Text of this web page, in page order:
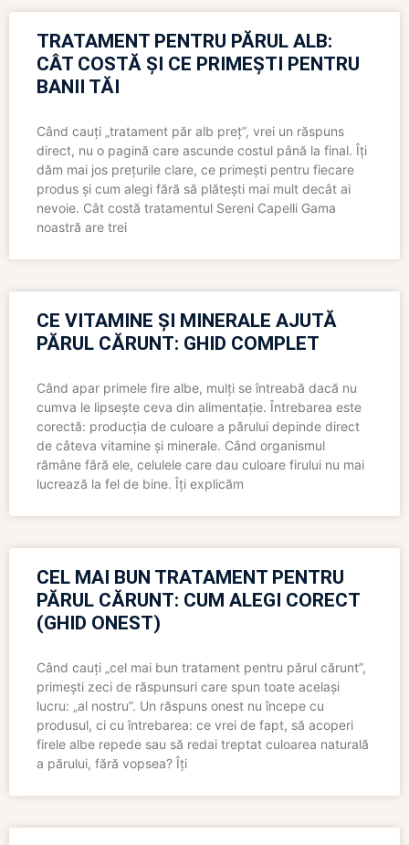
TRATAMENT PENTRU PĂRUL ALB:
CÂT COSTĂ ȘI CE PRIMEȘTI PENTRU
BANII TĂI
Când cauți „tratament păr alb preț”, vrei un răspuns
direct, nu o pagină care ascunde costul până la final. Îți
dăm mai jos prețurile clare, ce primești pentru fiecare
produs și cum alegi fără să plătești mai mult decât ai
nevoie. Cât costă tratamentul Sereni Capelli Gama
noastră are trei
CE VITAMINE ȘI MINERALE AJUTĂ
PĂRUL CĂRUNT: GHID COMPLET
Când apar primele fire albe, mulți se întreabă dacă nu
cumva le lipsește ceva din alimentație. Întrebarea este
corectă: producția de culoare a părului depinde direct
de câteva vitamine și minerale. Când organismul
rămâne fără ele, celulele care dau culoare firului nu mai
lucrează la fel de bine. Îți explicăm
CEL MAI BUN TRATAMENT PENTRU
PĂRUL CĂRUNT: CUM ALEGI CORECT
(GHID ONEST)
Când cauți „cel mai bun tratament pentru părul cărunt”,
primești zeci de răspunsuri care spun toate același
lucru: „al nostru”. Un răspuns onest nu începe cu
produsul, ci cu întrebarea: ce vrei de fapt, să acoperi
firele albe repede sau să redai treptat culoarea naturală
a părului, fără vopsea? Îți